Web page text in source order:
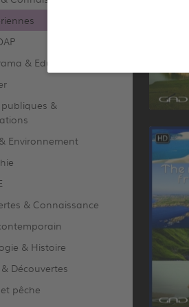
& Educatif
&
Environnement
& Connaissance
& Histoire
Découvertes
pêche